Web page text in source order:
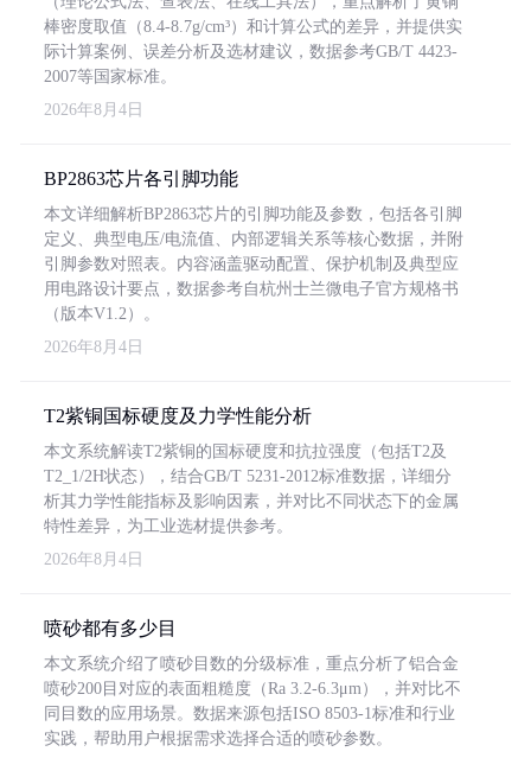
棒密度取值（8.4-8.7g/cm³）和计算公式的差异，并提供实
际计算案例、误差分析及选材建议，数据参考GB/T 4423-
2007等国家标准。
2026年8月4日
BP2863芯片各引脚功能
本文详细解析BP2863芯片的引脚功能及参数，包括各引脚
定义、典型电压/电流值、内部逻辑关系等核心数据，并附
引脚参数对照表。内容涵盖驱动配置、保护机制及典型应
用电路设计要点，数据参考自杭州士兰微电子官方规格书
（版本V1.2）。
2026年8月4日
T2紫铜国标硬度及力学性能分析
本文系统解读T2紫铜的国标硬度和抗拉强度（包括T2及
T2_1/2H状态），结合GB/T 5231-2012标准数据，详细分
析其力学性能指标及影响因素，并对比不同状态下的金属
特性差异，为工业选材提供参考。
2026年8月4日
喷砂都有多少目
本文系统介绍了喷砂目数的分级标准，重点分析了铝合金
喷砂200目对应的表面粗糙度（Ra 3.2-6.3μm），并对比不
同目数的应用场景。数据来源包括ISO 8503-1标准和行业
实践，帮助用户根据需求选择合适的喷砂参数。